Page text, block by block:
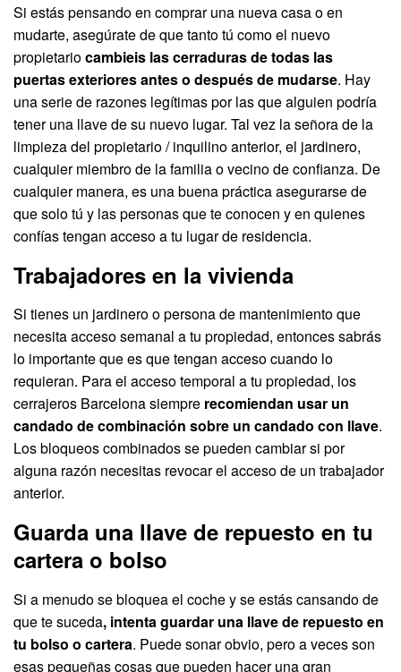
Si estás pensando en comprar una nueva casa o en
mudarte, asegúrate de que tanto tú como el nuevo
propietario cambieis las cerraduras de todas las
puertas exteriores antes o después de mudarse. Hay
una serie de razones legítimas por las que alguien podría
tener una llave de su nuevo lugar. Tal vez la señora de la
limpieza del propietario / inquilino anterior, el jardinero,
cualquier miembro de la familia o vecino de confianza. De
cualquier manera, es una buena práctica asegurarse de
que solo tú y las personas que te conocen y en quienes
confías tengan acceso a tu lugar de residencia.
Trabajadores en la vivienda
Si tienes un jardinero o persona de mantenimiento que
necesita acceso semanal a tu propiedad, entonces sabrás
lo importante que es que tengan acceso cuando lo
requieran. Para el acceso temporal a tu propiedad, los
cerrajeros Barcelona siempre recomiendan usar un
candado de combinación sobre un candado con llave.
Los bloqueos combinados se pueden cambiar si por
alguna razón necesitas revocar el acceso de un trabajador
anterior.
Guarda una llave de repuesto en tu
cartera o bolso
Si a menudo se bloquea el coche y se estás cansando de
que te suceda, intenta guardar una llave de repuesto en
tu bolso o cartera. Puede sonar obvio, pero a veces son
esas pequeñas cosas que pueden hacer una gran